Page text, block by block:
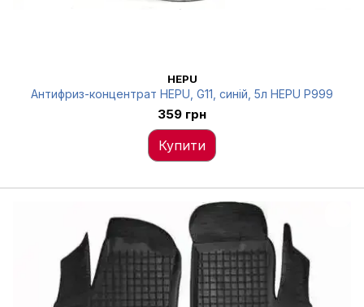
HEPU
Антифриз-концентрат HEPU, G11, синій, 5л HEPU P999
359 грн
Купити